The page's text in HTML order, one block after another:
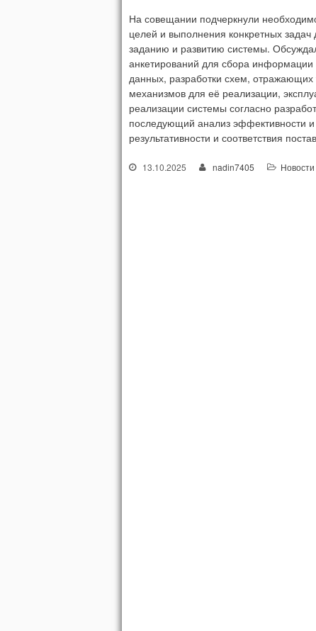
На совещании подчеркнули
целей и выполнения конкретных задач
заданию и развитию системы.
анкетирований для сбора
данных, разработки схем,
механизмов для её реализации,
реализации системы согласно
последующий анализ эффективности
результативности и соответствия
13.10.2025 nadin7405